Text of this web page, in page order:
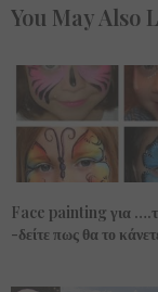
You May Also
Face painting για
-δείτε πως θα το